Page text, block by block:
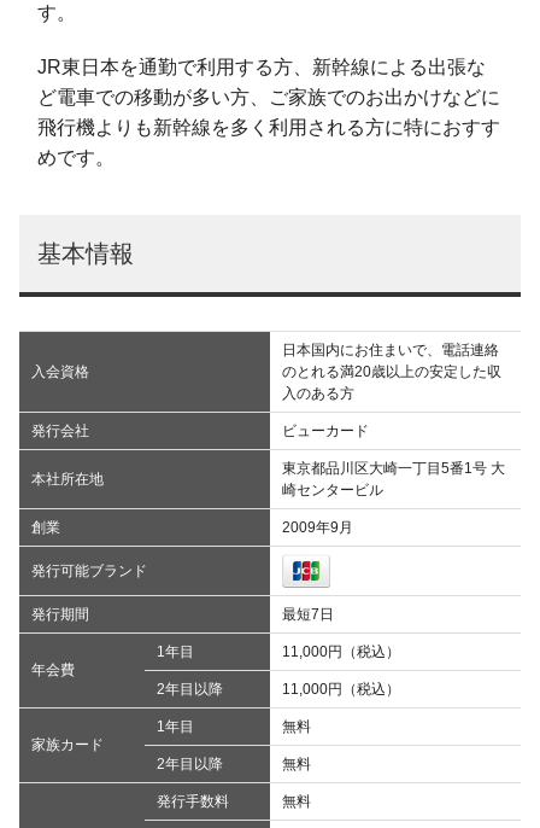
す。
JR東日本を通勤で利用する方、新幹線による出張な
ど電車での移動が多い方、ご家族でのお出かけなどに
飛行機よりも新幹線を多く利用される方に特におすす
めです。
基本情報
入会資格
日本国内にお住まいで、電話連絡
のとれる満20歳以上の安定した収
入のある方
発行会社 ビューカード
本社所在地
東京都品川区大崎一丁目5番1号 大
崎センタービル
創業 2009年9月
発行可能ブランド
発行期間 最短7日
年会費
1年目 11,000円（税込）
2年目以降 11,000円（税込）
家族カード
1年目 無料
2年目以降 無料
発行手数料 無料